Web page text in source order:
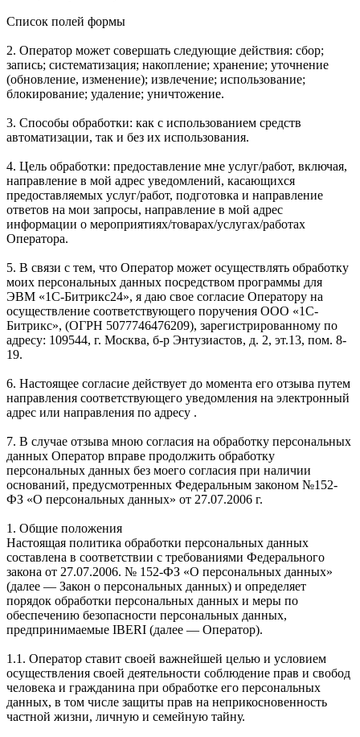
Список полей формы
2. Оператор может совершать следующие действия: сбор;
запись; систематизация; накопление; хранение; уточнение
(обновление, изменение); извлечение; использование;
блокирование; удаление; уничтожение.
3. Способы обработки: как с использованием средств
автоматизации, так и без их использования.
4. Цель обработки: предоставление мне услуг/работ, включая,
направление в мой адрес уведомлений, касающихся
предоставляемых услуг/работ, подготовка и направление
ответов на мои запросы, направление в мой адрес
информации о мероприятиях/товарах/услугах/работах
Оператора.
5. В связи с тем, что Оператор может осуществлять обработку
моих персональных данных посредством программы для
ЭВМ «1С-Битрикс24», я даю свое согласие Оператору на
осуществление соответствующего поручения ООО «1С-
Битрикс», (ОГРН 5077746476209), зарегистрированному по
адресу: 109544, г. Москва, б-р Энтузиастов, д. 2, эт.13, пом. 8-
19.
6. Настоящее согласие действует до момента его отзыва путем
направления соответствующего уведомления на электронный
адрес или направления по адресу .
7. В случае отзыва мною согласия на обработку персональных
данных Оператор вправе продолжить обработку
персональных данных без моего согласия при наличии
оснований, предусмотренных Федеральным законом №152-
ФЗ «О персональных данных» от 27.07.2006 г.
1. Общие положения
Настоящая политика обработки персональных данных
составлена в соответствии с требованиями Федерального
закона от 27.07.2006. № 152-ФЗ «О персональных данных»
(далее — Закон о персональных данных) и определяет
порядок обработки персональных данных и меры по
обеспечению безопасности персональных данных,
предпринимаемые IBERI (далее — Оператор).
1.1. Оператор ставит своей важнейшей целью и условием
осуществления своей деятельности соблюдение прав и свобод
человека и гражданина при обработке его персональных
данных, в том числе защиты прав на неприкосновенность
частной жизни, личную и семейную тайну.